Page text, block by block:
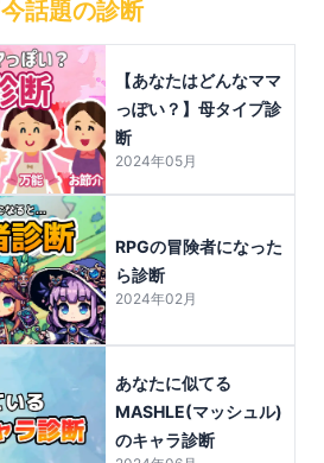
今話題の診断
【あなたはどんなママ
っぽい？】母タイプ診
断
2024年05月
RPGの冒険者になった
ら診断
2024年02月
あなたに似てる
MASHLE(マッシュル)
のキャラ診断